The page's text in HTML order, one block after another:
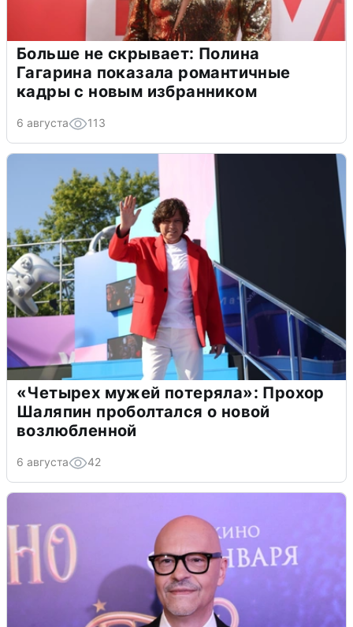
Больше не скрывает: Полина
Гагарина показала романтичные
кадры с новым избранником
6 августа 113
«Четырех мужей потеряла»: Прохор
Шаляпин проболтался о новой
возлюбленной
6 августа 42